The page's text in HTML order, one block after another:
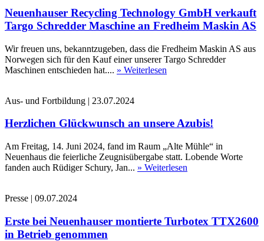
Neuenhauser Recycling Technology GmbH verkauft
Targo Schredder Maschine an Fredheim Maskin AS
Wir freuen uns, bekanntzugeben, dass die Fredheim Maskin AS aus
Norwegen sich für den Kauf einer unserer Targo Schredder
Maschinen entschieden hat.... » Weiterlesen
Aus- und Fortbildung | 23.07.2024
Herzlichen Glückwunsch an unsere Azubis!
Am Freitag, 14. Juni 2024, fand im Raum „Alte Mühle“ in
Neuenhaus die feierliche Zeugnisübergabe statt. Lobende Worte
fanden auch Rüdiger Schury, Jan... » Weiterlesen
Presse | 09.07.2024
Erste bei Neuenhauser montierte Turbotex TTX2600
in Betrieb genommen